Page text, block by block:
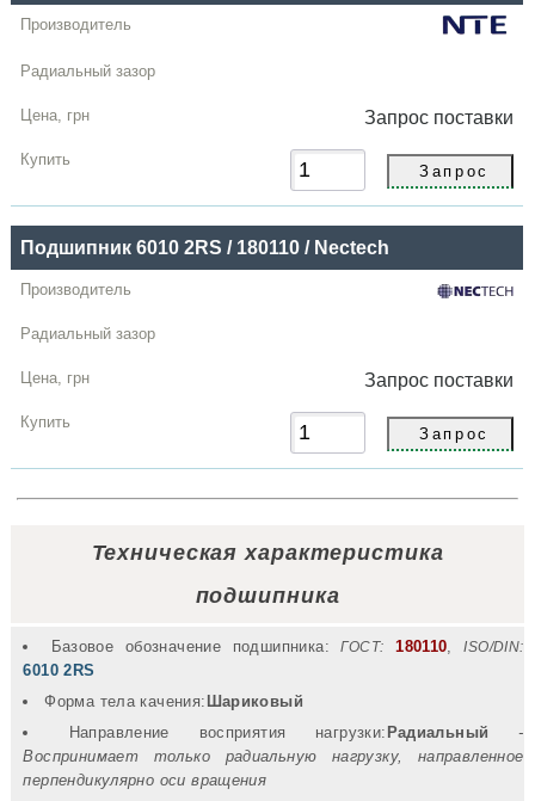
Запрос поставки
Подшипник 6010 2RS / 180110 / Nectech
Запрос поставки
Техническая характеристика
подшипника
Базовое обозначение подшипника: ГОСТ: 180110 ,ISO/DIN:
6010 2RS
Форма тела качения: Шариковый
Направление восприятия нагрузки: Радиальный
-
Воспринимает только радиальную нагрузку, направленное
перпендикулярно оси вращения